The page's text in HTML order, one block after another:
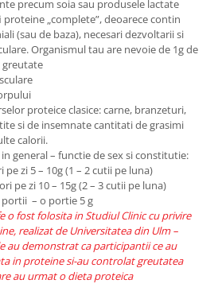
precum soia sau produsele lactate
„complete”, deoarece contin
(sau de baza), necesari dezvoltarii si
Organismul tau are nevoie de 1g de
proteice clasice: carne, branzeturi,
si de insemnate cantitati de grasimi
calorii.
general – functie de sex si constitutie:
zi 5 – 10g (1 – 2 cutii pe luna)
pe zi 10 – 15g (2 – 3 cutii pe luna)
– o portie 5 g
o fost folosita in Studiul Clinic cu privire
realizat de Universitatea din Ulm –
au demonstrat ca participantii ce au
in proteine si-au controlat greutatea
au urmat o dieta proteica